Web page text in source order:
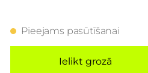
Pieejams pasūtīšanai
Ielikt grozā